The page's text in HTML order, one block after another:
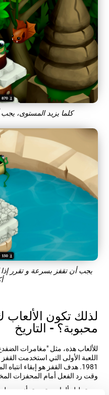
كلما يزيد المستوى، يجب
يجب أن تقفز بسرعة و تقرر
لذلك تكون
محبوبة؟ - التاريخ
للألعاب هذه، مثل "مغامرات
1981. هدف القفز هو إبقاء
وقت رد الفعل أمام المحفزات
بعد تحليل ألعاب متعددة، أنجز